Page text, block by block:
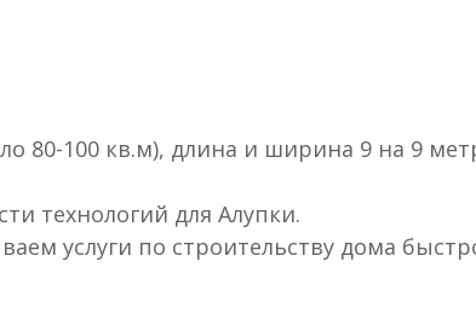
80-100 кв.м), длина и ширина 9 на 9
технологий для Алупки.
услуги по строительству дома